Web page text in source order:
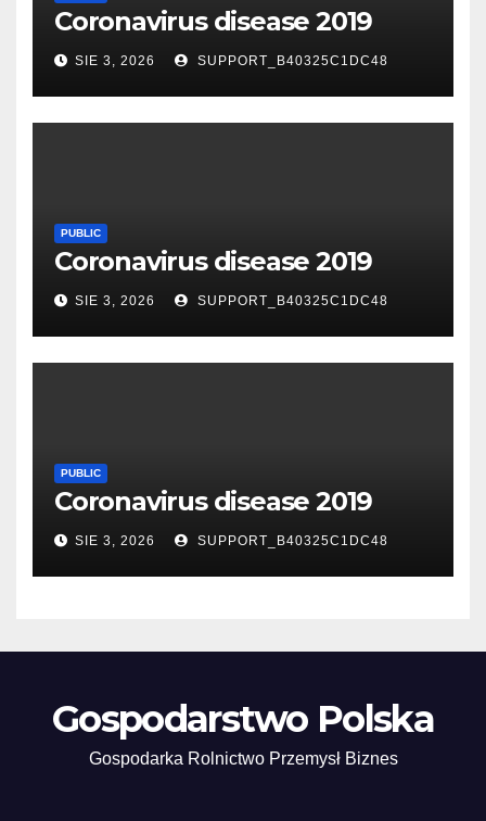
Coronavirus disease 2019
SIE 3, 2026 SUPPORT_B40325C1DC48
PUBLIC
Coronavirus disease 2019
SIE 3, 2026 SUPPORT_B40325C1DC48
PUBLIC
Coronavirus disease 2019
SIE 3, 2026 SUPPORT_B40325C1DC48
Gospodarstwo Polska
Gospodarka Rolnictwo Przemysł Biznes